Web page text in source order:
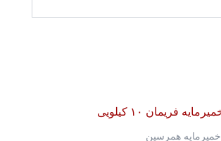
خمیرمایه همرسین